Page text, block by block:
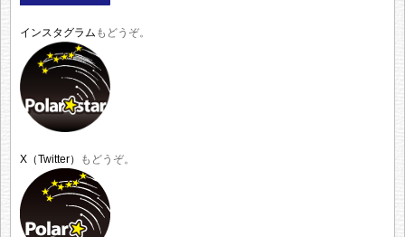
インスタグラム もどうぞ。
X（Twitter） もどうぞ。